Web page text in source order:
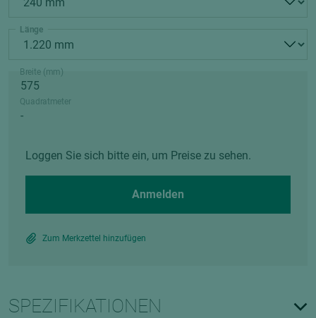
Länge
Breite (mm)
Quadratmeter
Loggen Sie sich bitte ein, um Preise zu sehen.
Anmelden
Zum Merkzettel hinzufügen
SPEZIFIKATIONEN